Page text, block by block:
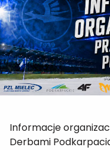
Informacje
Derbami